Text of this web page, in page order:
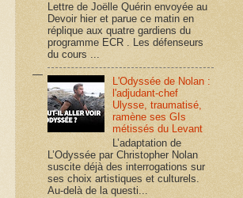
Lettre de Joëlle Quérin envoyée au
Devoir hier et parue ce matin en
réplique aux quatre gardiens du
programme ECR . Les défenseurs
du cours ...
L'Odyssée de Nolan :
l'adjudant-chef
Ulysse, traumatisé,
ramène ses GIs
métissés du Levant
L’adaptation de
L’Odyssée par Christopher Nolan
suscite déjà des interrogations sur
ses choix artistiques et culturels.
Au-delà de la questi...